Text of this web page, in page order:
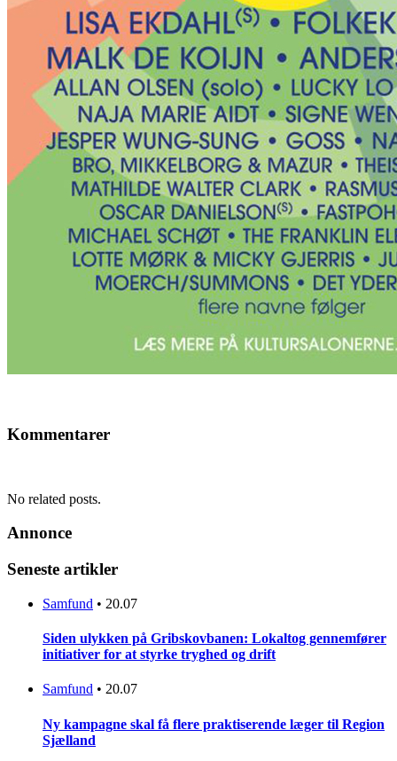
Kommentarer
No related posts.
Annonce
Seneste artikler
Samfund • 20.07
Siden ulykken på Gribskovbanen: Lokaltog gennemfører
initiativer for at styrke tryghed og drift
Samfund • 20.07
Ny kampagne skal få flere praktiserende læger til Region
Sjælland